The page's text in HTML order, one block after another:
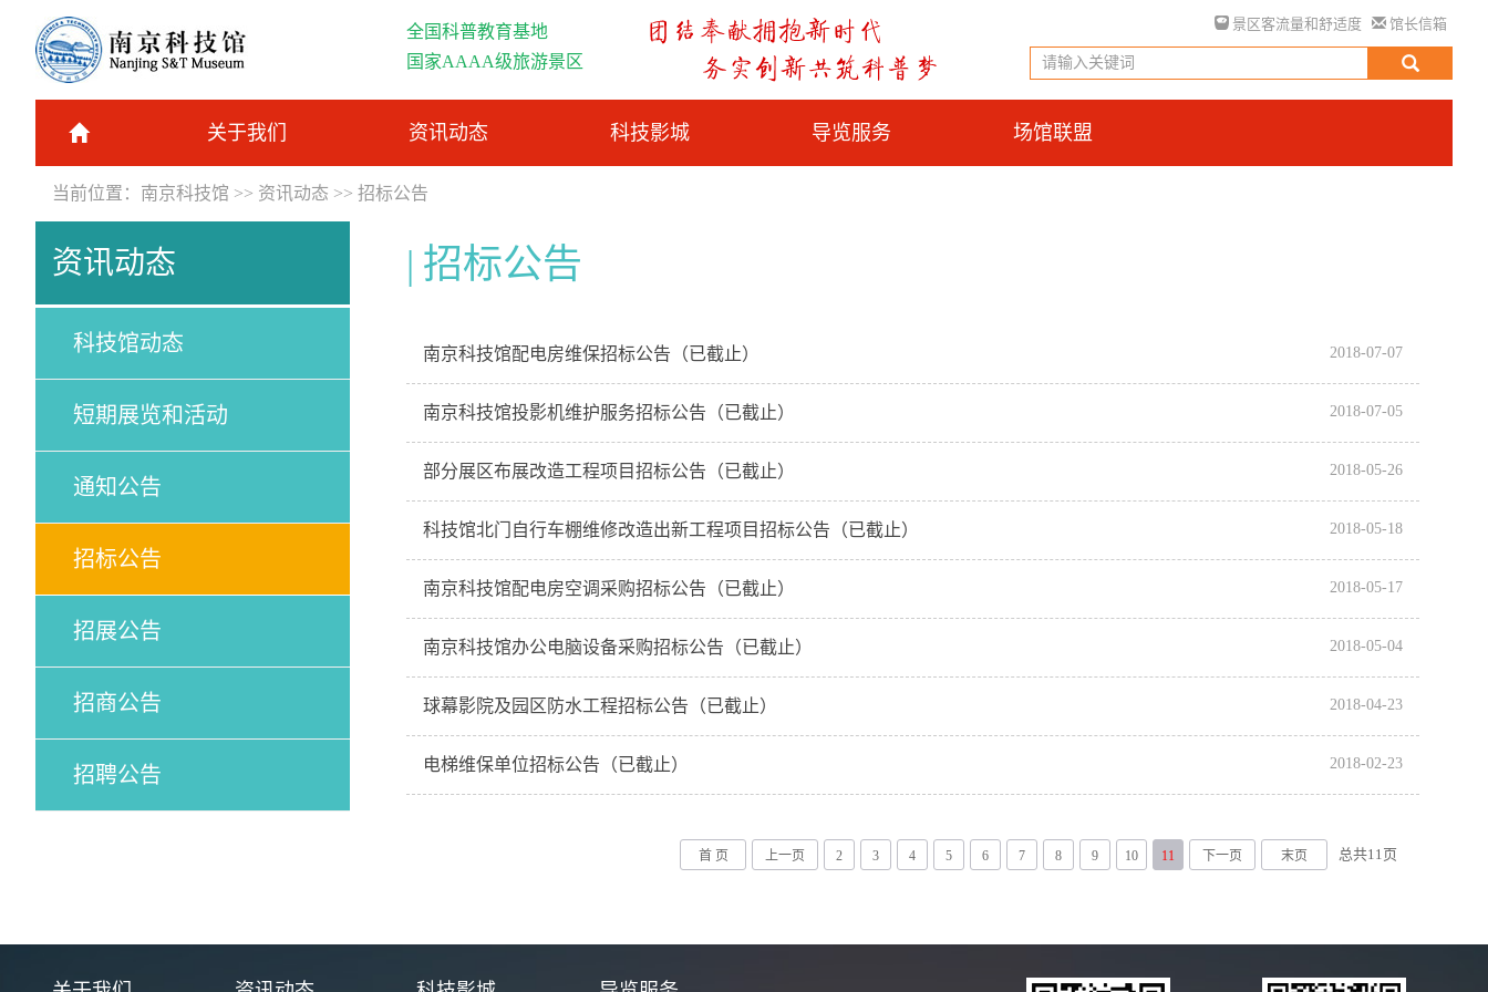
全国科普教育基地
国家AAAA级旅游景区
景区客流量和舒适度 馆长信箱
关于我们 资讯动态 科技影城 导览服务 场馆联盟
当前位置： 南京科技馆 >> 资讯动态 >> 招标公告
资讯动态
科技馆动态
短期展览和活动
通知公告
招标公告
招展公告
招商公告
招聘公告
招标公告
南京科技馆配电房维保招标公告（已截止） 2018-07-07
南京科技馆投影机维护服务招标公告（已截止） 2018-07-05
部分展区布展改造工程项目招标公告（已截止） 2018-05-26
科技馆北门自行车棚维修改造出新工程项目招标公告（已截止） 2018-05-18
南京科技馆配电房空调采购招标公告（已截止） 2018-05-17
南京科技馆办公电脑设备采购招标公告（已截止） 2018-05-04
球幕影院及园区防水工程招标公告（已截止） 2018-04-23
电梯维保单位招标公告（已截止） 2018-02-23
首 页 上一页 2 3 4 5 6 7 8 9 10 11 下一页 末页 总共11页